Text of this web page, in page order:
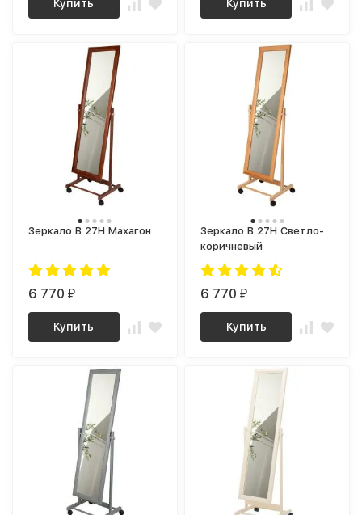
Купить Купить
Зеркало В 27Н Махагон
6 770₽
Купить
Зеркало В 27Н Светло-
коричневый
6 770₽
Купить